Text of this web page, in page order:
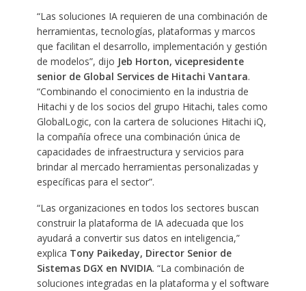
“Las soluciones IA requieren de una combinación de
herramientas, tecnologías, plataformas y marcos
que facilitan el desarrollo, implementación y gestión
de modelos”, dijo Jeb Horton, vicepresidente
senior de Global Services de Hitachi Vantara.
“Combinando el conocimiento en la industria de
Hitachi y de los socios del grupo Hitachi, tales como
GlobalLogic, con la cartera de soluciones Hitachi iQ,
la compañía ofrece una combinación única de
capacidades de infraestructura y servicios para
brindar al mercado herramientas personalizadas y
específicas para el sector”.
“Las organizaciones en todos los sectores buscan
construir la plataforma de IA adecuada que los
ayudará a convertir sus datos en inteligencia,”
explica Tony Paikeday, Director Senior de
Sistemas DGX en NVIDIA. “La combinación de
soluciones integradas en la plataforma y el software